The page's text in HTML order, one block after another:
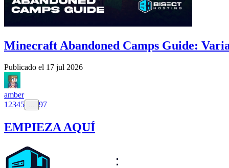
Minecraft Abandoned Camps Guide:
Publicado el 17 jul 2026
amber
1 2345 97
EMPIEZA AQUÍ